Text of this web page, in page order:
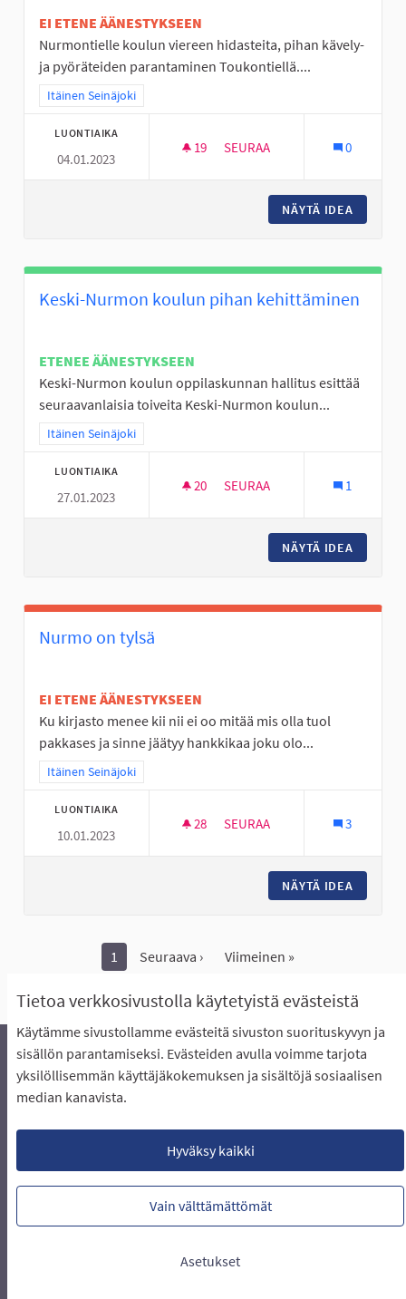
Tietoa verkkosivustolla käytetyistä evästeistä
Käytämme sivustollamme evästeitä sivuston suorituskyvyn ja
sisällön parantamiseksi. Evästeiden avulla voimme tarjota
yksilöllisemmän käyttäjäkokemuksen ja sisältöjä sosiaalisen
median kanavista.
Hyväksy kaikki
Vain välttämättömät
Asetukset
EI ETENE ÄÄNESTYKSEEN
Nurmontielle koulun viereen hidasteita, pihan kävely-
ja pyöräteiden parantaminen Toukontiellä....
Rajaa tulokset teeman mukaan: Itäinen Seinäjoki
Itäinen Seinäjoki
LUONTIAIKA
04.01.2023
19 19 SEURAAJAA
SEURAA 0
NÄYTÄ IDEA
Keski-Nurmon koulun pihan kehittäminen
ETENEE ÄÄNESTYKSEEN
Keski-Nurmon koulun oppilaskunnan hallitus esittää
seuraavanlaisia toiveita Keski-Nurmon koulun...
Rajaa tulokset teeman mukaan: Itäinen Seinäjoki
Itäinen Seinäjoki
LUONTIAIKA
27.01.2023
20 20 SEURAAJAA
SEURAA 1
NÄYTÄ IDEA
Nurmo on tylsä
EI ETENE ÄÄNESTYKSEEN
Ku kirjasto menee kii nii ei oo mitää mis olla tuol
pakkases ja sinne jäätyy hankkikaa joku olo...
Rajaa tulokset teeman mukaan: Itäinen Seinäjoki
Itäinen Seinäjoki
LUONTIAIKA
10.01.2023
28 28 SEURAAJAA
SEURAA 3
NÄYTÄ IDEA
1 Seuraava › Viimeinen »
Näytä kaikki peruutetut ideat
Äänestyksen pikaohjeet
Usein kysytyt kysymykset
Näin äänestät Asukasbudjetissa
Lataa avoimet datatiedostot
Evästeasetukset
Verkkosivusto luotuvapaan ohjelmiston